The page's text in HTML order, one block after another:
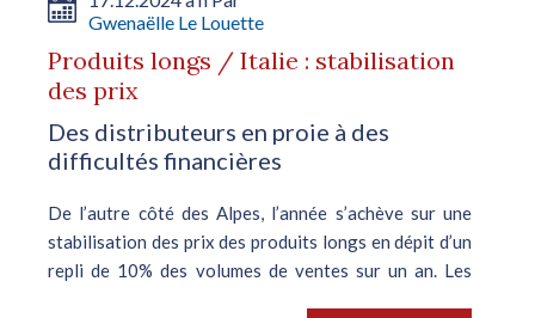
Gwenaëlle Le Louette
Produits longs / Italie : stabilisation
des prix
Des distributeurs en proie à des
difficultés financières
De l’autre côté des Alpes, l’année s’achève sur une
stabilisation des prix des produits longs en dépit d’un
repli de 10% des volumes de ventes sur un an. Les